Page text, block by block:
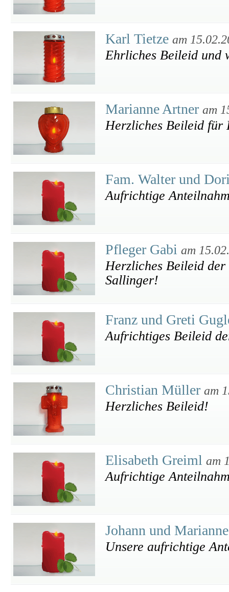
Karl Tietze am
Ehrliches Beileid und
Marianne Artner am
Herzliches Beileid für
Fam. Walter und
Aufrichtige
Pfleger Gabi am
Herzliches Beileid
Sallinger!
Franz und Greti
Aufrichtiges Beileid
Christian Müller am
Herzliches Beileid!
Elisabeth Greiml am
Aufrichtige
Johann und
Unsere aufrichtige